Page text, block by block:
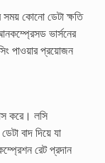
কোনো ডেটা ক্ষতি
ভার্সনের
পাওয়ার প্রয়োজন
করে। লসি
বাদ দিয়ে যা
রেট প্রদান